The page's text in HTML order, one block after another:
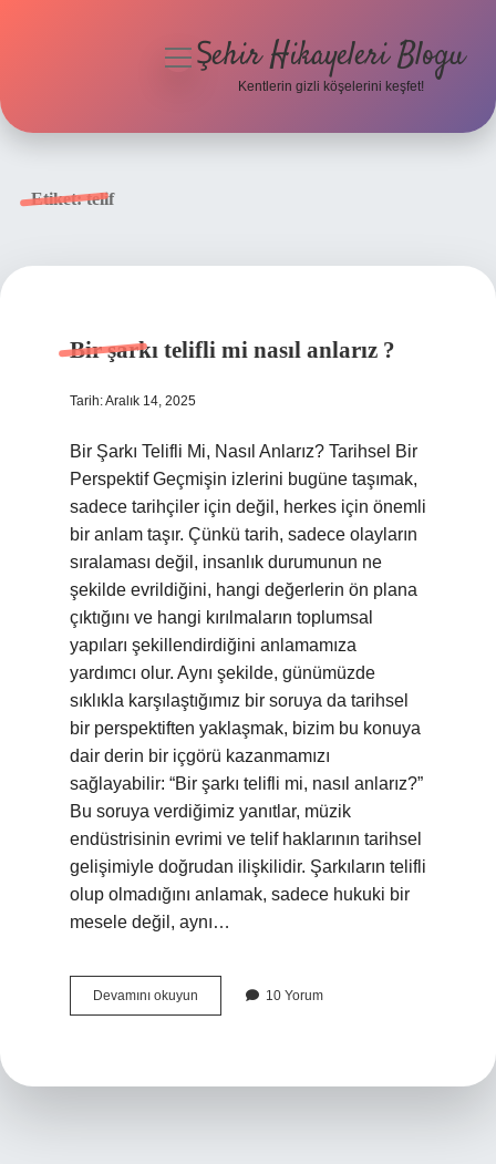
menüyüŞehir Hikayeleri Blogu
Kentlerin gizli köşelerini keşfet!
Etiket:telif
Bir şarkı telifli mi nasıl anlarız ?
Tarih: Aralık 14, 2025
Bir Şarkı Telifli Mi, Nasıl Anlarız? Tarihsel Bir
Perspektif Geçmişin izlerini bugüne taşımak,
sadece tarihçiler için değil, herkes için önemli
bir anlam taşır. Çünkü tarih, sadece olayların
sıralaması değil, insanlık durumunun ne
şekilde evrildiğini, hangi değerlerin ön plana
çıktığını ve hangi kırılmaların toplumsal
yapıları şekillendirdiğini anlamamıza
yardımcı olur. Aynı şekilde, günümüzde
sıklıkla karşılaştığımız bir soruya da tarihsel
bir perspektiften yaklaşmak, bizim bu konuya
dair derin bir içgörü kazanmamızı
sağlayabilir: “Bir şarkı telifli mi, nasıl anlarız?”
Bu soruya verdiğimiz yanıtlar, müzik
endüstrisinin evrimi ve telif haklarının tarihsel
gelişimiyle doğrudan ilişkilidir. Şarkıların telifli
olup olmadığını anlamak, sadece hukuki bir
mesele değil, aynı…
Devamını okuyun
şarkı
10 Yorum